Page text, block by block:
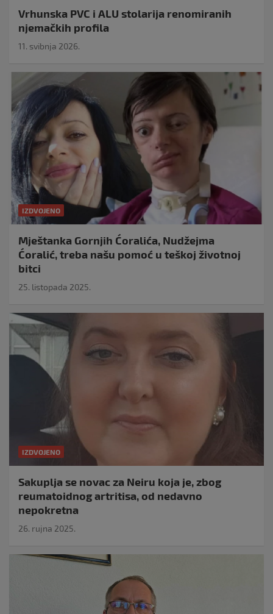
Vrhunska PVC i ALU stolarija renomiranih
njemačkih profila
11. svibnja 2026.
IZDVOJENO
Mještanka Gornjih Ćoralića, Nudžejma
Ćoralić, treba našu pomoć u teškoj životnoj
bitci
25. listopada 2025.
IZDVOJENO
Sakuplja se novac za Neiru koja je, zbog
reumatoidnog artritisa, od nedavno
nepokretna
26. rujna 2025.